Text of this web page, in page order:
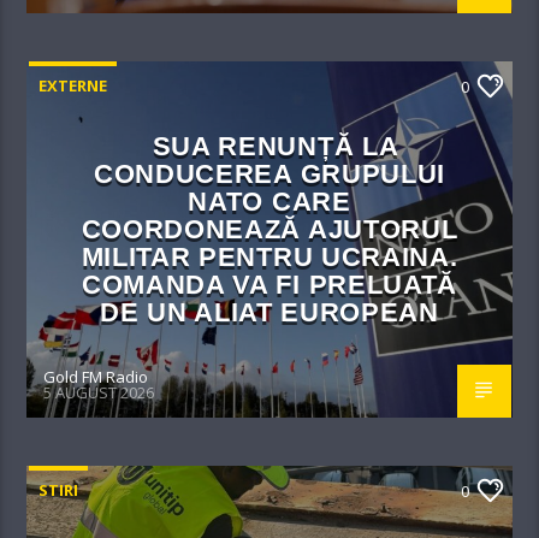
EXTERNE 0
SUA RENUNȚĂ LA
CONDUCEREA GRUPULUI
NATO CARE
COORDONEAZĂ AJUTORUL
MILITAR PENTRU UCRAINA.
COMANDA VA FI PRELUATĂ
DE UN ALIAT EUROPEAN
Gold FM Radio
5 AUGUST 2026
STIRI 0